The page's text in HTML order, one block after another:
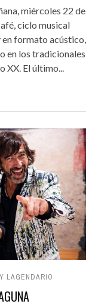
miércoles 22 de
ciclo musical
formato acústico,
en los tradicionales
XX. El último...
LAGENDARIO